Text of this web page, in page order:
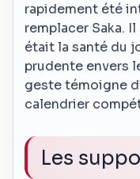
rapidement été
remplacer Saka.
était la santé du
prudente envers
geste témoigne
calendrier
Les